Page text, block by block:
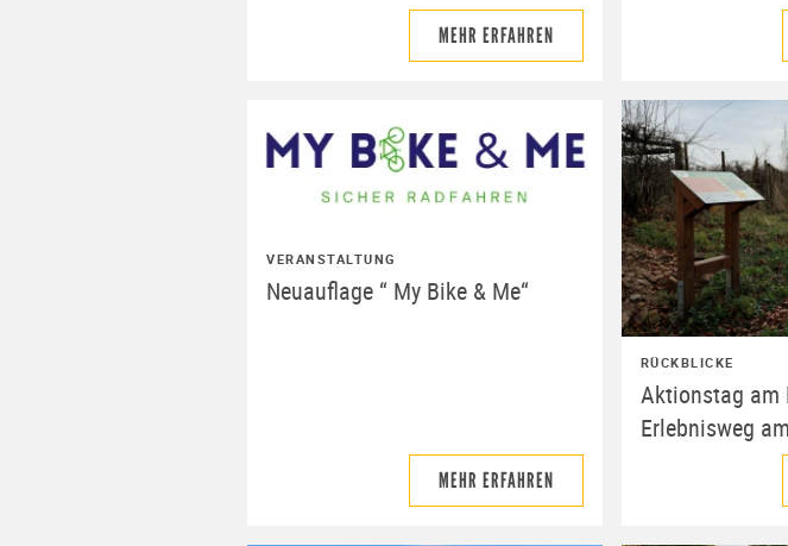
MEHR ERFAHREN
VERANSTALTUNG
Neuauflage “ My Bike & Me“
MEHR ERFAHREN
RÜCKBLICKE
Aktionstag am
Erlebnisweg